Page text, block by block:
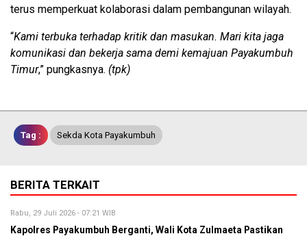
terus memperkuat kolaborasi dalam pembangunan wilayah.
“Kami terbuka terhadap kritik dan masukan. Mari kita jaga
komunikasi dan bekerja sama demi kemajuan Payakumbuh
Timur,” pungkasnya. (tpk)
Tag : Sekda Kota Payakumbuh
BERITA TERKAIT
Rabu, 29 Juli 2026 - 07:21 WIB
Kapolres Payakumbuh Berganti, Wali Kota Zulmaeta Pastikan